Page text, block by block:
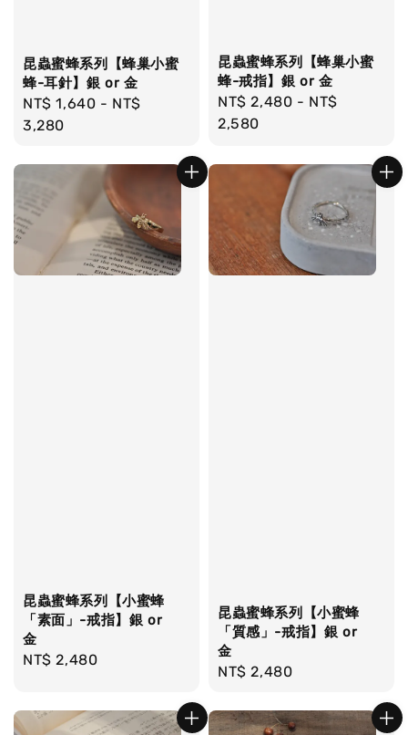
昆蟲蜜蜂系列【蜂巢小蜜
蜂-耳針】銀 or 金
Regular
price
NT$ 1,640 - NT$
3,280
昆蟲蜜蜂系列【蜂巢小蜜
蜂-戒指】銀 or 金
Regular
price
NT$ 2,480 - NT$
2,580
昆蟲蜜蜂系列【小蜜蜂
「素面」-戒指】銀 or
金
Regular
NT$ 2,480
昆蟲蜜蜂系列【小蜜蜂
「質感」-戒指】銀 or
金
Regular
NT$ 2,480